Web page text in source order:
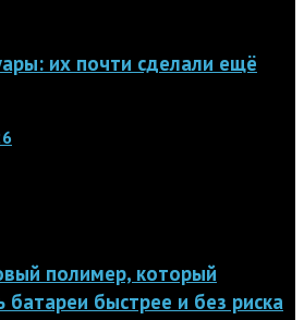
их почти сделали ещё
полимер, который
батареи быстрее и без риска